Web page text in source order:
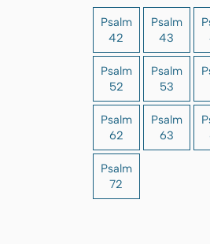
Psalm
42
Psalm
43
Psalm
52
Psalm
53
Psalm
62
Psalm
63
Psalm
72